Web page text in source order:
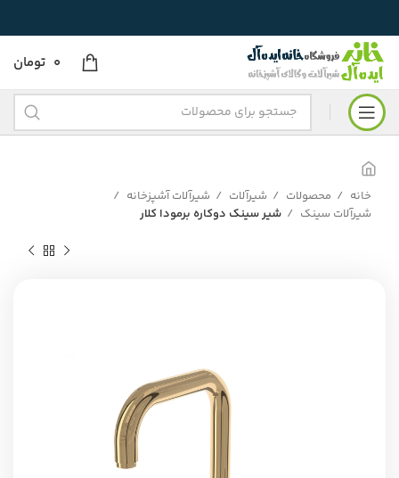
0 تومان
خانه محصولات شیرآلات
شیرآلات آشپزخانه
شیرآلات سینک
شیر سینک دوکاره برمودا کلار